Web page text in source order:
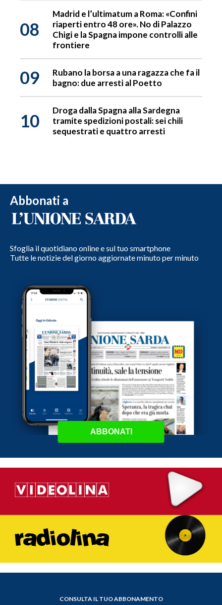
08
Madrid e l’ultimatum a Roma: «Confini
riaperti entro 48 ore». No di Palazzo
Chigi e la Spagna impone controlli alle
frontiere
09
Rubano la borsa a una ragazza che fa il
bagno: due arresti al Poetto
10
Droga dalla Spagna alla Sardegna
tramite spedizioni postali: sei chili
sequestrati e quattro arresti
Abbonati a
Sfoglia il quotidiano online e sul tuo smartphone
Tutte le notizie del giorno aggiornate minuto per minuto
ABBONATI
CONSULTA IL TUO ABBONAMENTO